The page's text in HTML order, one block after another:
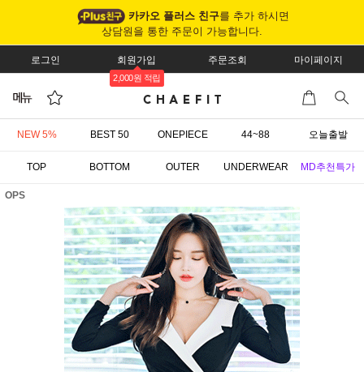
카카오 플러스 친구를 추가 하시면
상담원을 통한 주문이 가능합니다.
로그인 회원가입
2,000원 적립
주문조회 마이페이지
NEW 5% BEST 50 ONEPIECE 44~88 오늘출발
TOP BOTTOM OUTER UNDERWEAR MD추천특가
OPS